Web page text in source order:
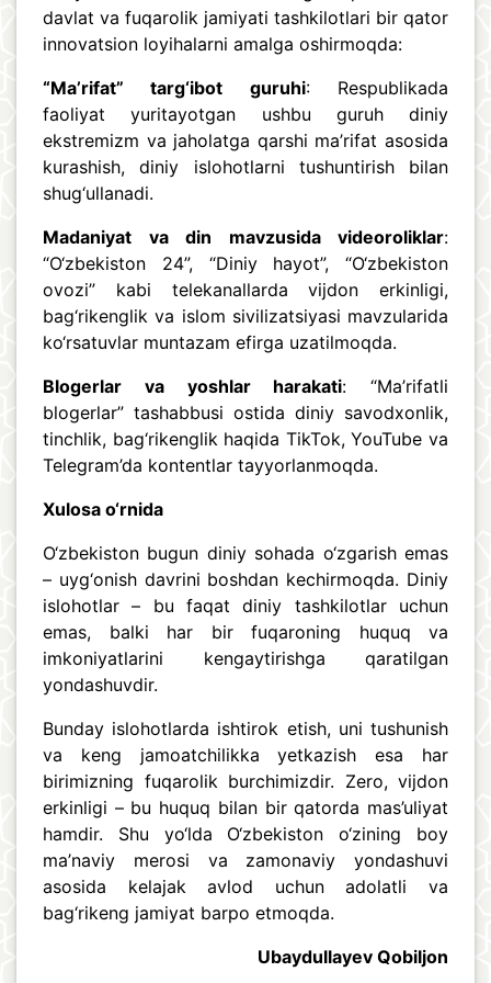
davlat va fuqarolik jamiyati tashkilotlari bir qator
innovatsion loyihalarni amalga oshirmoqda:
“Ma’rifat” targ‘ibot guruhi: Respublikada
faoliyat yuritayotgan ushbu guruh diniy
ekstremizm va jaholatga qarshi ma’rifat asosida
kurashish, diniy islohotlarni tushuntirish bilan
shug‘ullanadi.
Madaniyat va din mavzusida videoroliklar:
“O‘zbekiston 24”, “Diniy hayot”, “O‘zbekiston
ovozi” kabi telekanallarda vijdon erkinligi,
bag‘rikenglik va islom sivilizatsiyasi mavzularida
ko‘rsatuvlar muntazam efirga uzatilmoqda.
Blogerlar va yoshlar harakati: “Ma’rifatli
blogerlar” tashabbusi ostida diniy savodxonlik,
tinchlik, bag‘rikenglik haqida TikTok, YouTube va
Telegram’da kontentlar tayyorlanmoqda.
Xulosa o‘rnida
O‘zbekiston bugun diniy sohada o‘zgarish emas
– uyg‘onish davrini boshdan kechirmoqda. Diniy
islohotlar – bu faqat diniy tashkilotlar uchun
emas, balki har bir fuqaroning huquq va
imkoniyatlarini kengaytirishga qaratilgan
yondashuvdir.
Bunday islohotlarda ishtirok etish, uni tushunish
va keng jamoatchilikka yetkazish esa har
birimizning fuqarolik burchimizdir. Zero, vijdon
erkinligi – bu huquq bilan bir qatorda mas’uliyat
hamdir. Shu yo‘lda O‘zbekiston o‘zining boy
ma’naviy merosi va zamonaviy yondashuvi
asosida kelajak avlod uchun adolatli va
bag‘rikeng jamiyat barpo etmoqda.
Ubaydullayev Qobiljon